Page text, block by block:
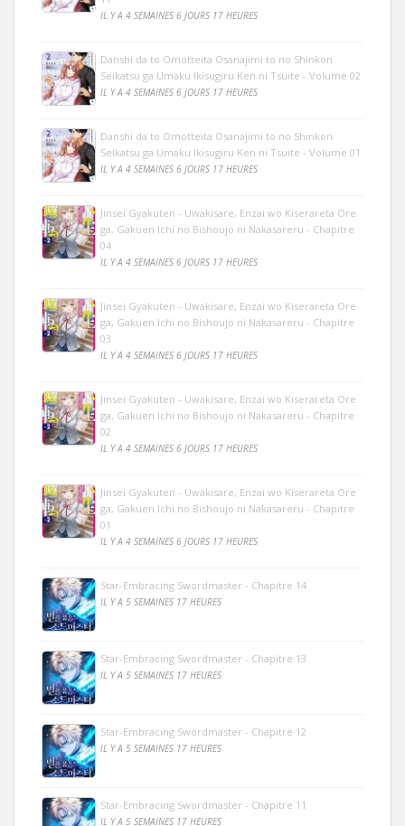
IL Y A 4 SEMAINES 6 JOURS 17 HEURES
Danshi da to Omotteita Osanajimi to no Shinkon
Seikatsu ga Umaku Ikisugiru Ken ni Tsuite - Volume 02
IL Y A 4 SEMAINES 6 JOURS 17 HEURES
Danshi da to Omotteita Osanajimi to no Shinkon
Seikatsu ga Umaku Ikisugiru Ken ni Tsuite - Volume 01
IL Y A 4 SEMAINES 6 JOURS 17 HEURES
Jinsei Gyakuten - Uwakisare, Enzai wo Kiserareta Ore
ga, Gakuen Ichi no Bishoujo ni Nakasareru - Chapitre
04
IL Y A 4 SEMAINES 6 JOURS 17 HEURES
Jinsei Gyakuten - Uwakisare, Enzai wo Kiserareta Ore
ga, Gakuen Ichi no Bishoujo ni Nakasareru - Chapitre
03
IL Y A 4 SEMAINES 6 JOURS 17 HEURES
Jinsei Gyakuten - Uwakisare, Enzai wo Kiserareta Ore
ga, Gakuen Ichi no Bishoujo ni Nakasareru - Chapitre
02
IL Y A 4 SEMAINES 6 JOURS 17 HEURES
Jinsei Gyakuten - Uwakisare, Enzai wo Kiserareta Ore
ga, Gakuen Ichi no Bishoujo ni Nakasareru - Chapitre
01
IL Y A 4 SEMAINES 6 JOURS 17 HEURES
Star-Embracing Swordmaster - Chapitre 14
IL Y A 5 SEMAINES 17 HEURES
Star-Embracing Swordmaster - Chapitre 13
IL Y A 5 SEMAINES 17 HEURES
Star-Embracing Swordmaster - Chapitre 12
IL Y A 5 SEMAINES 17 HEURES
Star-Embracing Swordmaster - Chapitre 11
IL Y A 5 SEMAINES 17 HEURES